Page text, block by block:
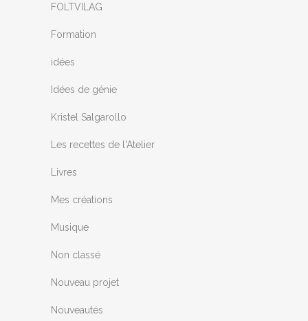
FOLTVILAG
Formation
idées
Idées de génie
Kristel Salgarollo
Les recettes de l'Atelier
Livres
Mes créations
Musique
Non classé
Nouveau projet
Nouveautés